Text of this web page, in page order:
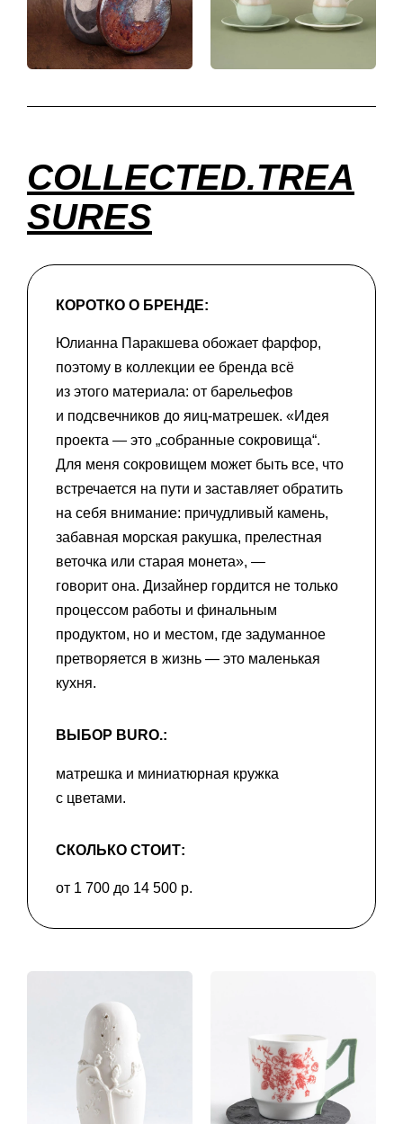
COLLECTED.TREA
SURES
КОРОТКО О БРЕНДЕ:
Юлианна Паракшева обожает фарфор,
поэтому в коллекции ее бренда всё
из этого материала: от барельефов
и подсвечников до яиц-матрешек. «Идея
проекта — это „собранные сокровища“.
Для меня сокровищем может быть все, что
встречается на пути и заставляет обратить
на себя внимание: причудливый камень,
забавная морская ракушка, прелестная
веточка или старая монета», —
говорит она. Дизайнер гордится не только
процессом работы и финальным
продуктом, но и местом, где задуманное
претворяется в жизнь — это маленькая
кухня.
ВЫБОР BURO.:
матрешка и миниатюрная кружка
с цветами.
СКОЛЬКО СТОИТ:
от 1 700 до 14 500 р.